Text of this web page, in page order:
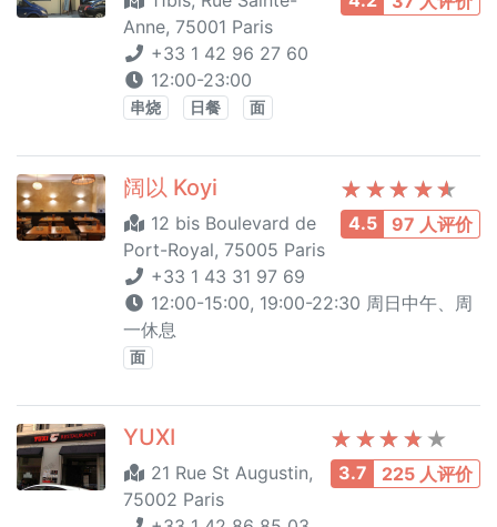
Anne, 75001 Paris
+33 1 42 96 27 60
12:00-23:00
串烧 日餐 面
4.5 97 人评价
阔以 Koyi
12 bis Boulevard de
Port-Royal, 75005 Paris
+33 1 43 31 97 69
12:00-15:00, 19:00-22:30 周日中午、周
一休息
面
3.7 225 人评价
YUXI
21 Rue St Augustin,
75002 Paris